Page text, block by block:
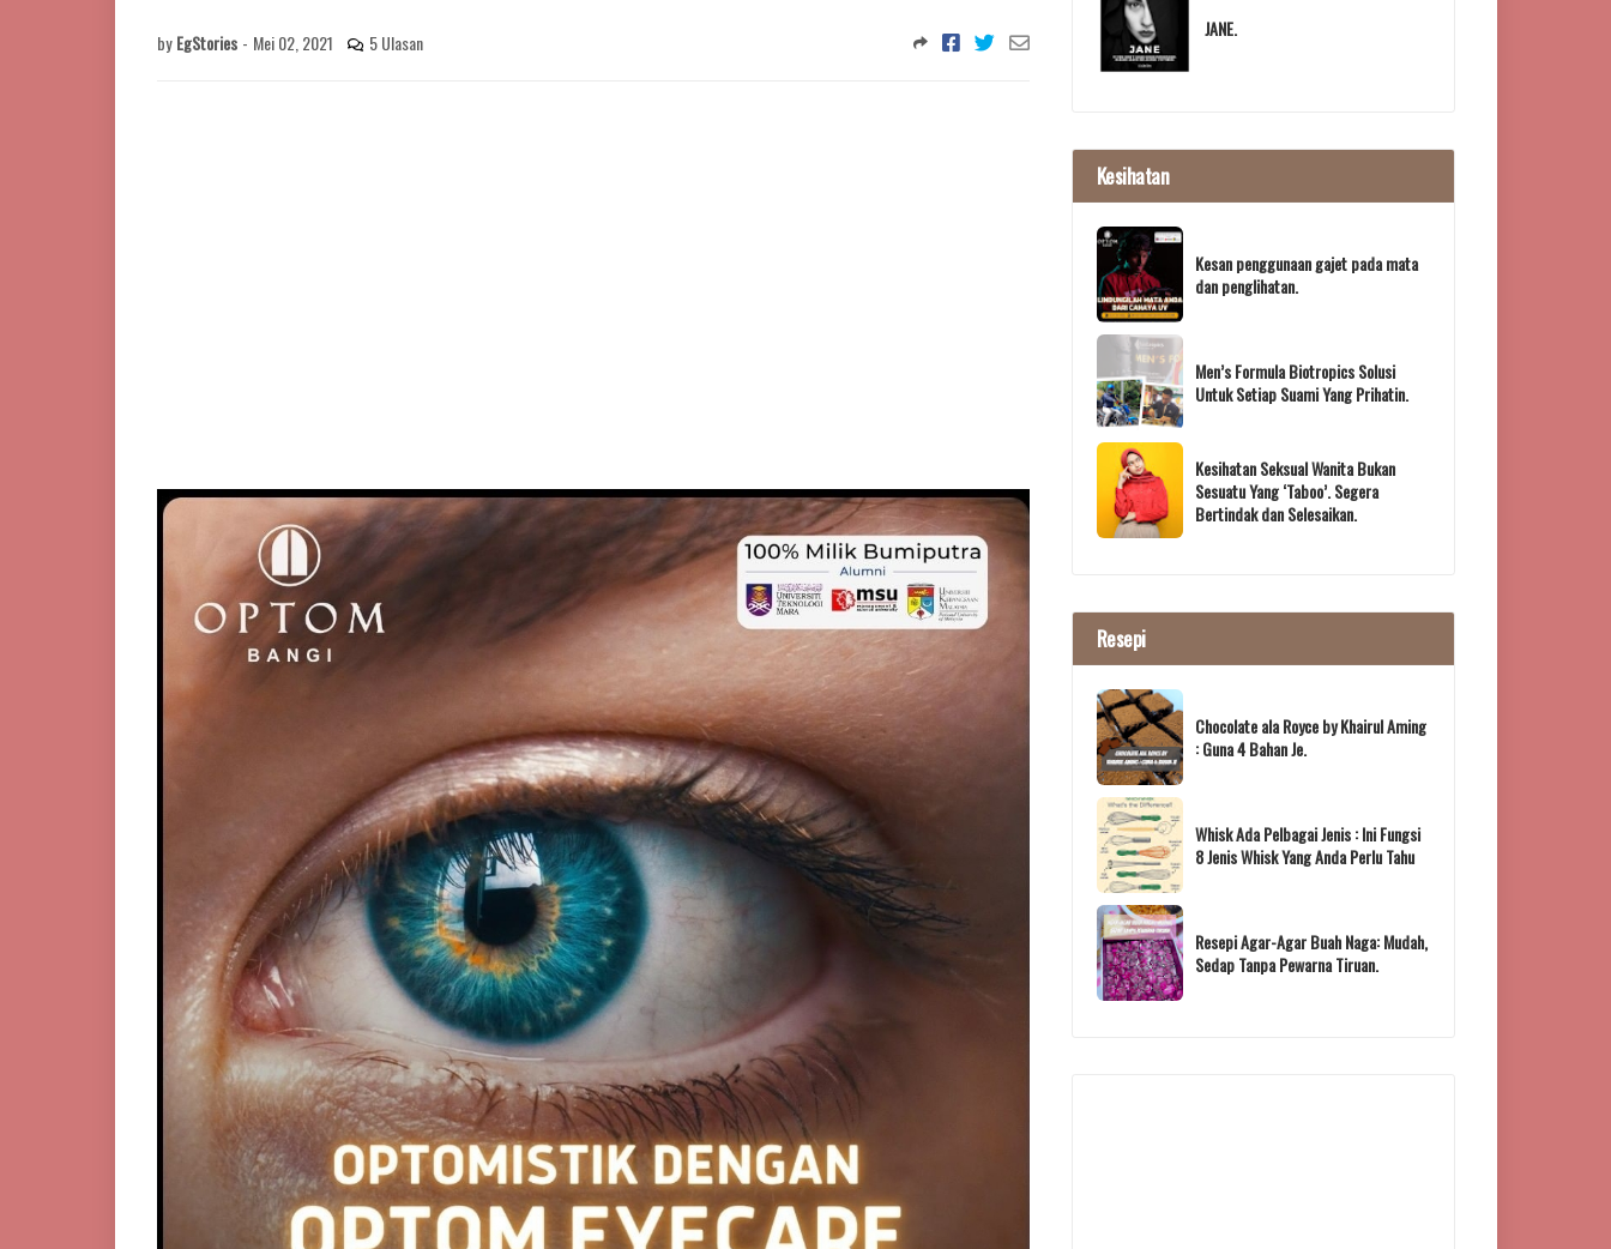
by EgStories - Mei 02, 2021 5 Ulasan
JANE.
Kesihatan
Kesan penggunaan gajet pada mata
dan penglihatan.
Men’s Formula Biotropics Solusi
Untuk Setiap Suami Yang Prihatin.
Kesihatan Seksual Wanita Bukan
Sesuatu Yang ‘Taboo’. Segera
Bertindak dan Selesaikan.
Resepi
Chocolate ala Royce by Khairul Aming
: Guna 4 Bahan Je.
Whisk Ada Pelbagai Jenis : Ini Fungsi
8 Jenis Whisk Yang Anda Perlu Tahu
Resepi Agar-Agar Buah Naga: Mudah,
Sedap Tanpa Pewarna Tiruan.